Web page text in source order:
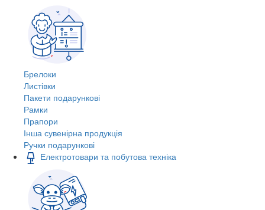
Брелоки
Листівки
Пакети подарункові
Рамки
Прапори
Інша сувенірна продукція
Ручки подарункові
Електротовари та побутова техніка